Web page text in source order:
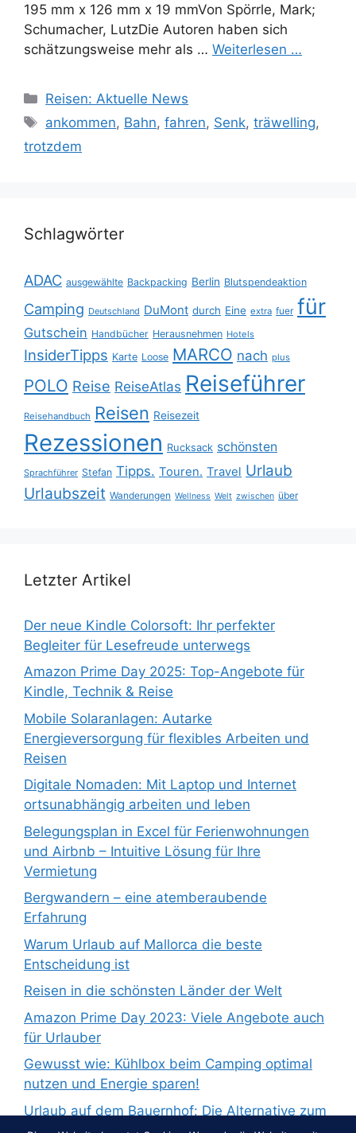
195 mm x 126 mm x 19 mmVon Spörrle, Mark;
Schumacher, LutzDie Autoren haben sich
schätzungsweise mehr als … Weiterlesen …
Kategorien
Reisen: Aktuelle News
Schlagwörter
ankommen, Bahn,fahren, Senk,träwelling,
trotzdem
Schlagwörter
ADAC ausgewählte Backpacking Berlin Blutspendeaktion
Camping Deutschland DuMont durch Eine extra fuer für
Gutschein Handbücher Herausnehmen Hotels
InsiderTipps Karte Loose MARCO nach plus
POLO Reise ReiseAtlas Reiseführer
Reisehandbuch Reisen Reisezeit
Rezessionen Rucksack schönsten
Sprachführer Stefan Tipps. Touren. Travel Urlaub
Urlaubszeit Wanderungen Wellness Welt zwischen über
Letzter Artikel
Der neue Kindle Colorsoft: Ihr perfekter
Begleiter für Lesefreude unterwegs
Amazon Prime Day 2025: Top-Angebote für
Kindle, Technik & Reise
Mobile Solaranlagen: Autarke
Energieversorgung für flexibles Arbeiten und
Reisen
Digitale Nomaden: Mit Laptop und Internet
ortsunabhängig arbeiten und leben
Belegungsplan in Excel für Ferienwohnungen
und Airbnb – Intuitive Lösung für Ihre
Vermietung
Bergwandern – eine atemberaubende
Erfahrung
Warum Urlaub auf Mallorca die beste
Entscheidung ist
Reisen in die schönsten Länder der Welt
Amazon Prime Day 2023: Viele Angebote auch
für Urlauber
Gewusst wie: Kühlbox beim Camping optimal
nutzen und Energie sparen!
Urlaub auf dem Bauernhof: Die Alternative zum